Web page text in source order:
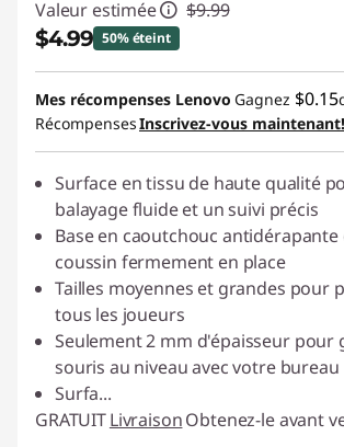
Valeur estimée $9.99
$4.99 50% éteint
Économies instantanées :-$5.00
Mes récompenses Lenovo Gagnez $0.15
RécompensesInscrivez-vous maintenant!
Surface en tissu de haute qualité
balayage fluide et un suivi précis
Base en caoutchouc
coussin fermement en place
Tailles moyennes et grandes pour
tous les joueurs
Seulement 2 mm d'épaisseur pour
souris au niveau avec votre bureau
Surfa...
GRATUITLivraisonObtenez-le avant